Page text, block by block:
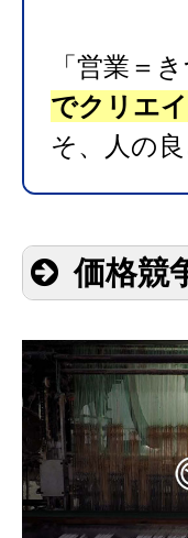
「営業＝
でクリエ
そ、人の
価格競